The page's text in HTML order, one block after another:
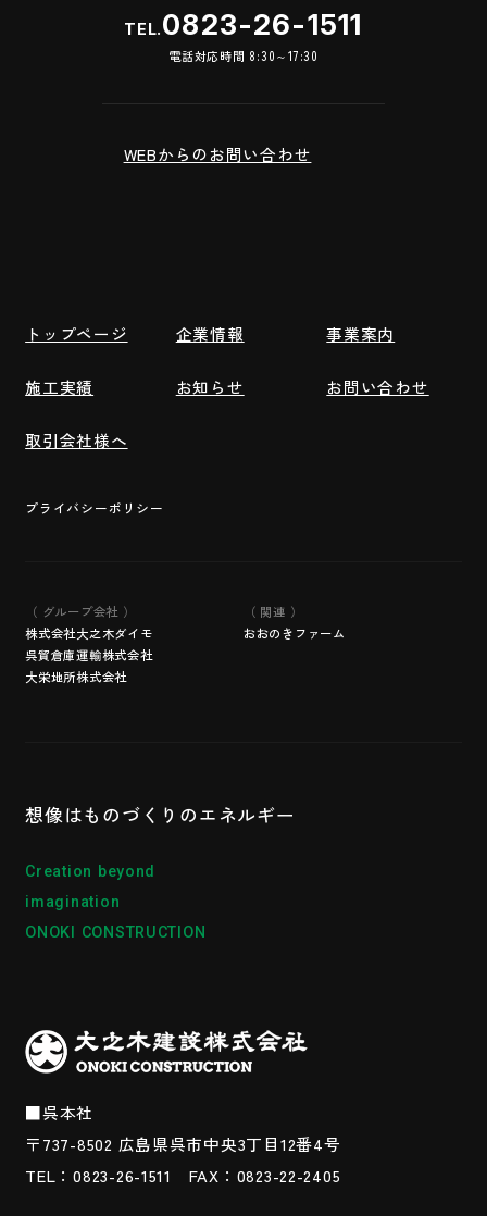
想像はものづくりのエネルギー
Creation beyond
imagination
ONOKI CONSTRUCTION
TEL.0823-26-1511
電話対応時間 8:30～17:30
WEBからのお問い合わせ
■呉本社
〒737-8502 広島県呉市中央3丁目12番4号
TEL：0823-26-1511 FAX：0823-22-2405
トップページ 企業情報 事業案内
施工実績 お知らせ お問い合わせ
取引会社様へ
プライバシーポリシー
（ グループ会社 ）
株式会社大之木ダイモ
呉貿倉庫運輸株式会社
大栄地所株式会社
（ 関連 ）
おおのきファーム